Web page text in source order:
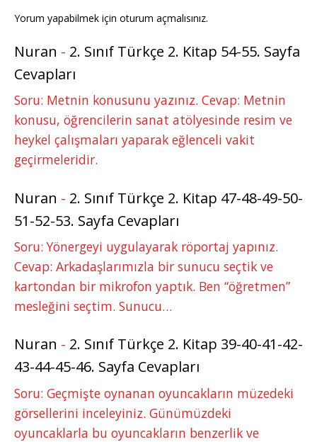
Yorum yapabilmek için oturum açmalısınız.
Nuran - 2. Sınıf Türkçe 2. Kitap 54-55. Sayfa
Cevapları
Soru: Metnin konusunu yazınız. Cevap: Metnin
konusu, öğrencilerin sanat atölyesinde resim ve
heykel çalışmaları yaparak eğlenceli vakit
geçirmeleridir.
Nuran - 2. Sınıf Türkçe 2. Kitap 47-48-49-50-
51-52-53. Sayfa Cevapları
Soru: Yönergeyi uygulayarak röportaj yapınız.
Cevap: Arkadaşlarımızla bir sunucu seçtik ve
kartondan bir mikrofon yaptık. Ben “öğretmen”
mesleğini seçtim. Sunucu…
Nuran - 2. Sınıf Türkçe 2. Kitap 39-40-41-42-
43-44-45-46. Sayfa Cevapları
Soru: Geçmişte oynanan oyuncakların müzedeki
görsellerini inceleyiniz. Günümüzdeki
oyuncaklarla bu oyuncakların benzerlik ve